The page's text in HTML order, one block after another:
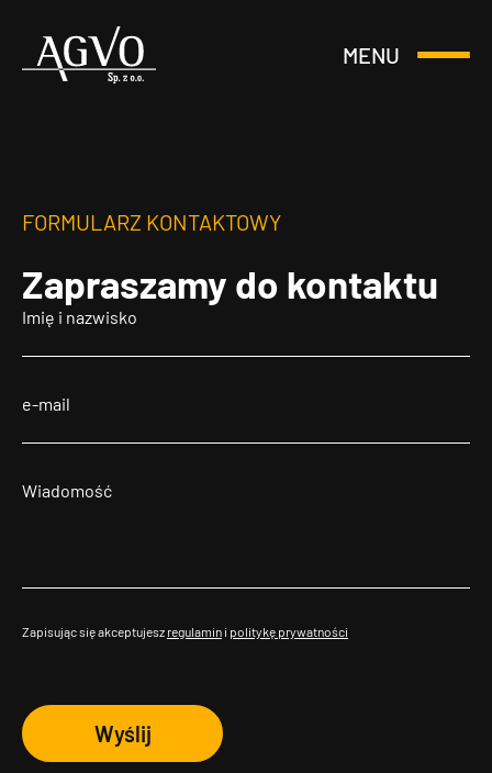
Header
MENU
Otwórz
FORMULARZ KONTAKTOWY
Zapraszamy do kontaktu
Zapisując się akceptujesz regulamin i politykę prywatności
Wyślij